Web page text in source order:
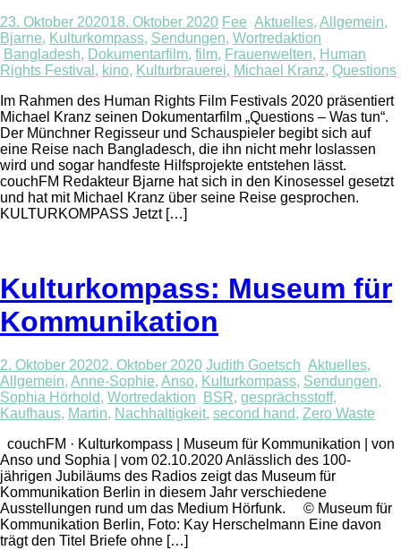
23. Oktober 202018. Oktober 2020 Fee Aktuelles, Allgemein,
Bjarne, Kulturkompass, Sendungen, Wortredaktion
Bangladesh, Dokumentarfilm, film, Frauenwelten, Human
Rights Festival , kino, Kulturbrauerei, Michael Kranz, Questions
Im Rahmen des Human Rights Film Festivals 2020 präsentiert
Michael Kranz seinen Dokumentarfilm „Questions – Was tun“.
Der Münchner Regisseur und Schauspieler begibt sich auf
eine Reise nach Bangladesch, die ihn nicht mehr loslassen
wird und sogar handfeste Hilfsprojekte entstehen lässt.
couchFM Redakteur Bjarne hat sich in den Kinosessel gesetzt
und hat mit Michael Kranz über seine Reise gesprochen.
KULTURKOMPASS Jetzt […]
Kulturkompass: Museum für
Kommunikation
2. Oktober 20202. Oktober 2020 Judith Goetsch Aktuelles,
Allgemein, Anne-Sophie, Anso, Kulturkompass, Sendungen,
Sophia Hörhold, Wortredaktion BSR, gesprächsstoff,
Kaufhaus, Martin, Nachhaltigkeit, second hand, Zero Waste
couchFM · Kulturkompass | Museum für Kommunikation | von
Anso und Sophia | vom 02.10.2020 Anlässlich des 100-
jährigen Jubiläums des Radios zeigt das Museum für
Kommunikation Berlin in diesem Jahr verschiedene
Ausstellungen rund um das Medium Hörfunk. © Museum für
Kommunikation Berlin, Foto: Kay Herschelmann Eine davon
trägt den Titel Briefe ohne […]